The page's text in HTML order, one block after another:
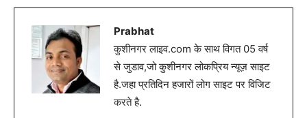
Prabhat
कुशीनगर लाइव.com के साथ विगत 05 वर्ष
से जुडाव,जो कुशीनगर लोकप्रिय न्यूज़ साइट
है.जहा प्रतिदिन हजारों लोग साइट पर विजिट
करते है.